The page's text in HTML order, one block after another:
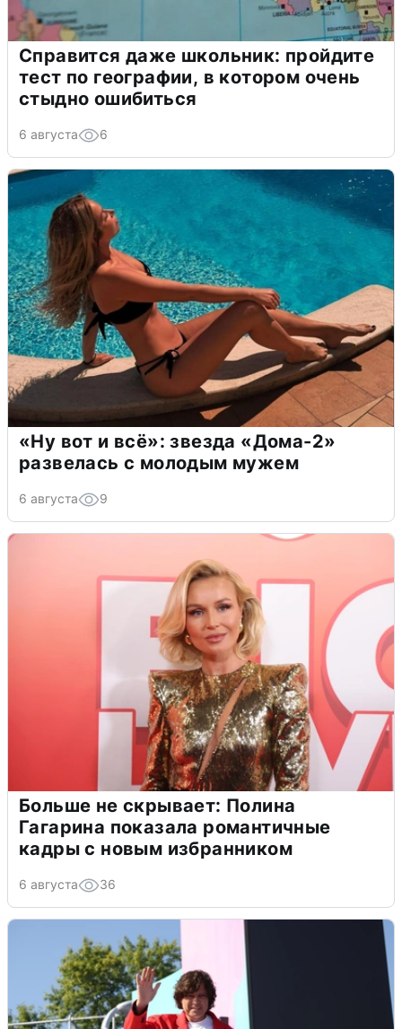
Справится даже школьник: пройдите
тест по географии, в котором очень
стыдно ошибиться
6 августа 6
«Ну вот и всё»: звезда «Дома-2»
развелась с молодым мужем
6 августа 9
Больше не скрывает: Полина
Гагарина показала романтичные
кадры с новым избранником
6 августа 36